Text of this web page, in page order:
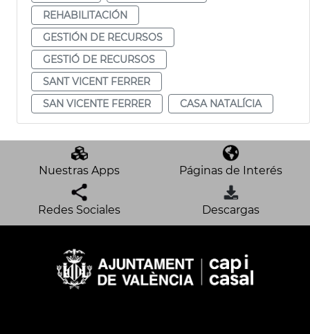
REHABILITACIÓN
GESTIÓN DE RECURSOS
GESTIÓ DE RECURSOS
SANT VICENT FERRER
SAN VICENTE FERRER
CASA NATALÍCIA
Nuestras Apps Páginas de Interés
Redes Sociales Descargas